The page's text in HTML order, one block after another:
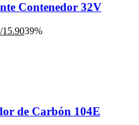
Contenedor 32V
15.90El
39%
de Carbón 104E